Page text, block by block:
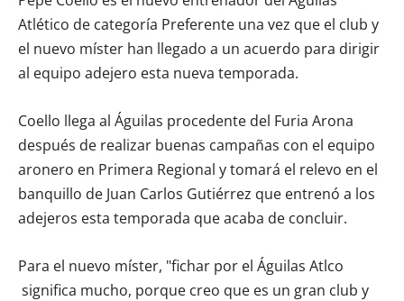
Atlético de categoría Preferente una vez que el club y
el nuevo míster han llegado a un acuerdo para dirigir
al equipo adejero esta nueva temporada.
Coello llega al Águilas procedente del Furia Arona
después de realizar buenas campañas con el equipo
aronero en Primera Regional y tomará el relevo en el
banquillo de Juan Carlos Gutiérrez que entrenó a los
adejeros esta temporada que acaba de concluir.
Para el nuevo míster, "fichar por el Águilas Atlco
significa mucho, porque creo que es un gran club y